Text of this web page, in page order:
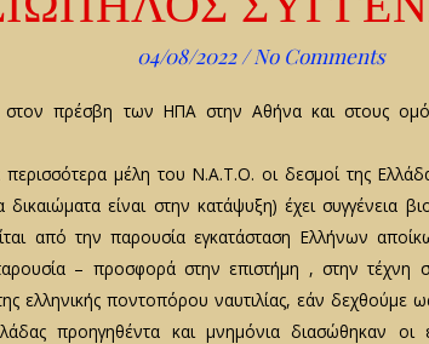
04/08/2022 / No Comments
στον πρέσβη των ΗΠΑ στην Αθήνα και στους
μέλη του Ν.Α.Τ.Ο. οι δεσμοί της
είναι στην κατάψυξη) έχει συγγένεια
από την παρουσία εγκατάσταση Ελλήνων
– προσφορά στην επιστήμη , στην τέχνη
ελληνικής ποντοπόρου ναυτιλίας, εάν δεχθούμε
προηγηθέντα και μνημόνια διασώθηκαν οι